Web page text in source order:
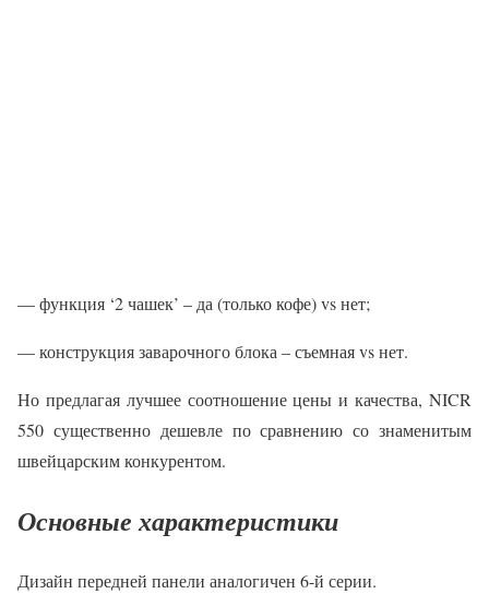
— функция ‘2 чашек’ – да (только кофе) vs нет;
— конструкция заварочного блока – съемная vs нет.
Но предлагая лучшее соотношение цены и качества, NICR
550 существенно дешевле по сравнению со знаменитым
швейцарским конкурентом.
Основные характеристики
Дизайн передней панели аналогичен 6-й серии.